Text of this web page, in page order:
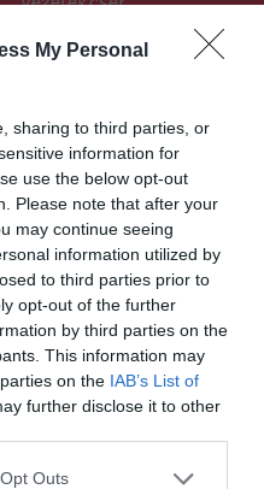
My Personal
sharing to third parties, or
information for
use the below opt-out
Please note that after your
may continue seeing
information utilized by
to third parties prior to
opt-out of the further
by third parties on the
This information may
on the IAB’s List of
further disclose it to other
Outs
Kézdivásárh
ezret a
száma